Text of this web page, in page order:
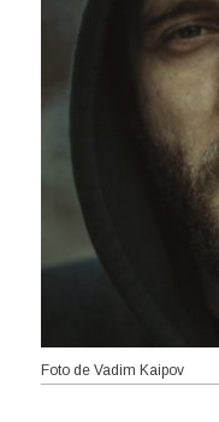
Foto de Vadim Kaipov